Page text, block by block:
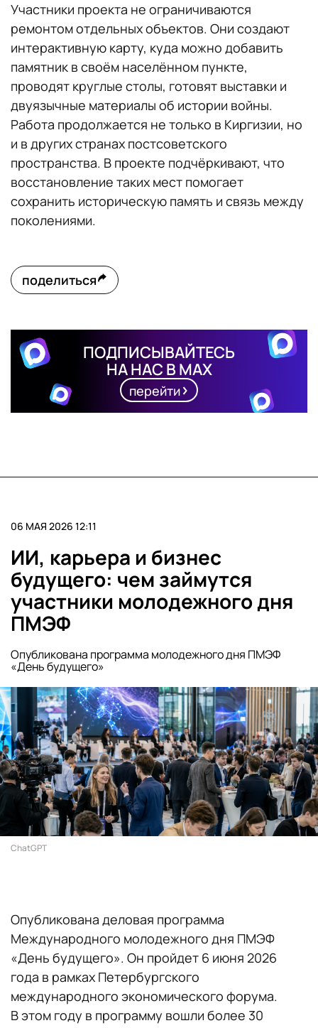
Участники проекта не ограничиваются
ремонтом отдельных объектов. Они создают
интерактивную карту, куда можно добавить
памятник в своём населённом пункте,
проводят круглые столы, готовят выставки и
двуязычные материалы об истории войны.
Работа продолжается не только в Киргизии, но
и в других странах постсоветского
пространства. В проекте подчёркивают, что
восстановление таких мест помогает
сохранить историческую память и связь между
поколениями.
поделиться
ПОДПИСЫВАЙТЕСЬ
НА НАС В MAX
перейти
06 МАЯ 2026 12:11
ИИ, карьера и бизнес
будущего: чем займутся
участники молодежного дня
ПМЭФ
Опубликована программа молодежного дня ПМЭФ
«День будущего»
ChatGPT
Опубликована деловая программа
Международного молодежного дня ПМЭФ
«День будущего». Он пройдет 6 июня 2026
года в рамках Петербургского
международного экономического форума.
В этом году в программу вошли более 30